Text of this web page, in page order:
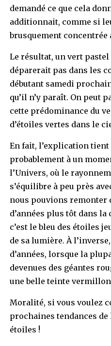
demandé ce que cela
additionnait, comme si
brusquement concentrée
Le résultat, un vert pastel
déparerait pas dans les
débutant samedi
qu’il n’y paraît. On peut
cette prédominance du
d’étoiles vertes dans le
En fait, l’explication tient
probablement à un
l’Univers, où le
s’équilibre à peu près
nous pouvions remonter
d’années plus tôt dans
c’est le bleu des étoiles
de sa lumière. À
d’années, lorsque la
devenues des géantes
une belle teinte
Moralité, si vous voulez
prochaines tendances de
étoiles !